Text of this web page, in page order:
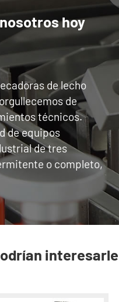
hoy
de lecho
de
técnicos.
de equipos
de tres
o completo,
interesarle